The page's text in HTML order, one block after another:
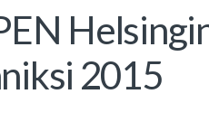
2015